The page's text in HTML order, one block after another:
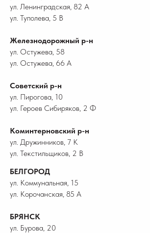
ул. Ленинградская, 82 А
ул. Туполева, 5 В
Железнодорожный р-н
ул. Остужева, 58
ул. Остужева, 66 А
Советский р-н
ул. Пирогова, 10
ул. Героев Сибиряков, 2 Ф
Коминтерновский р-н
ул. Дружинников, 7 К
ул. Текстильщиков, 2 В
БЕЛГОРОД
ул. Коммунальная, 15
ул. Корочанская, 85 А
БРЯНСК
ул. Бурова, 20